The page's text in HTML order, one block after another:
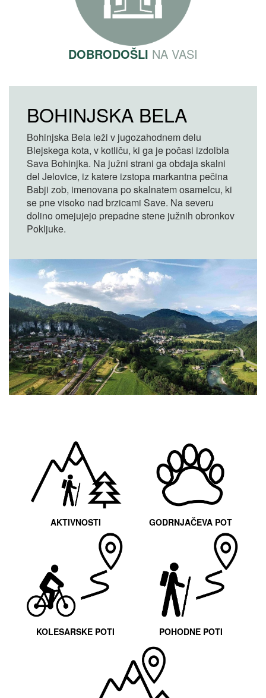
DOBRODOŠLI NA VASI
BOHINJSKA BELA
Bohinjska Bela leži v jugozahodnem delu
Blejskega kota, v kotliču, ki ga je počasi izdolbla
Sava Bohinjka. Na južni strani ga obdaja skalni
del Jelovice, iz katere izstopa markantna pečina
Babji zob, imenovana po skalnatem osamelcu, ki
se pne visoko nad brzicami Save. Na severu
dolino omejujejo prepadne stene južnih obronkov
Pokljuke.
AKTIVNOSTI GODRNJAČEVA POT
KOLESARSKE POTI POHODNE POTI